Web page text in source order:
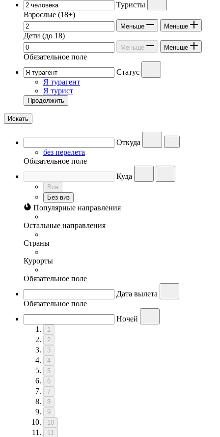
Туристы
Взрослые (18+)
Меньше Меньше
Дети (до 18)
Меньше Меньше
Обязательное поле
Статус
Я турагент
Я турист
Продолжить
Искать
Откуда
без перелета
Обязательное поле
Куда
Все
Без виз
Популярные направления
Остальные направления
Страны
Курорты
Обязательное поле
Дата вылета
Обязательное поле
Ночей
1
2
3
4
5
6
7
8
9
10
11